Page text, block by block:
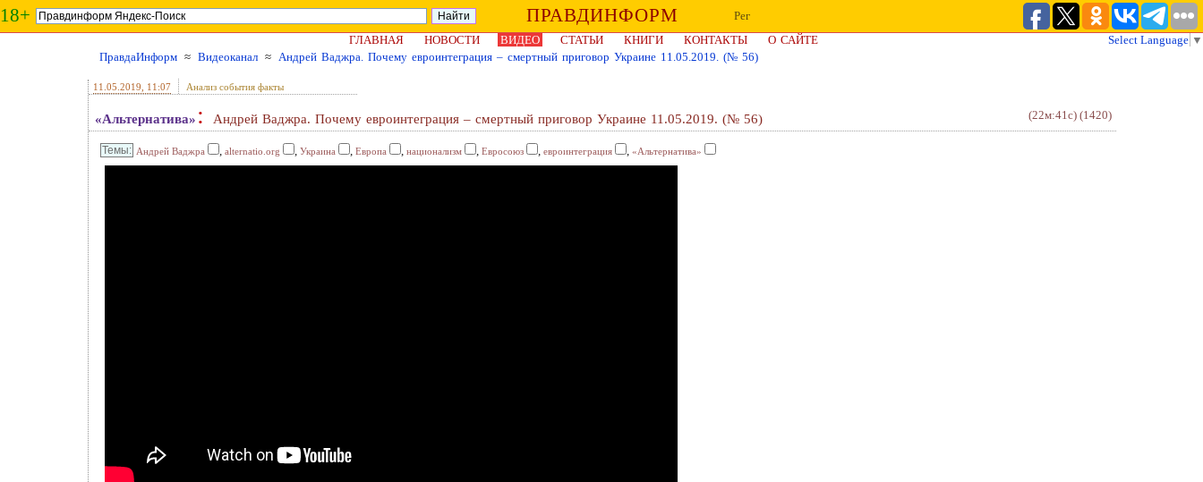
18+ ПРАВДИНФОРМ
Рег
ГЛАВНАЯ
НОВОСТИ ВИДЕО СТАТЬИ КНИГИ КОНТАКТЫ О САЙТЕ Select Language ▼
ПравдаИнформ ≈ Видеоканал ≈ Андрей Ваджра. Почему евроинтеграция – смертный приговор Украине 11.05.2019. (№ 56)
11.05.2019 , 11:07 Анализ события факты
«Альтернатива» : Андрей Ваджра. Почему евроинтеграция – смертный приговор Украине 11.05.2019. (№ 56) (22м:41с) (1420)
Андрей Ваджра , alternatio.org , Украина , Европа , национализм , Евросоюз , евроинтеграция , «Альтернатива»